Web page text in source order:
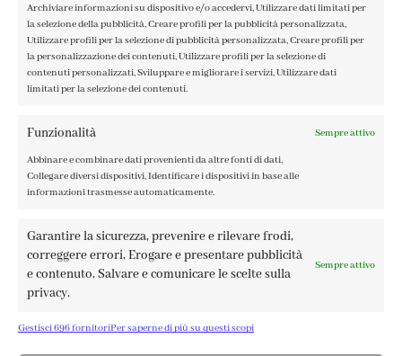
Archiviare informazioni su dispositivo e/o accedervi, Utilizzare dati limitati per
la selezione della pubblicità, Creare profili per la pubblicità personalizzata,
Utilizzare profili per la selezione di pubblicità personalizzata, Creare profili per
la personalizzazione dei contenuti, Utilizzare profili per la selezione di
contenuti personalizzati, Sviluppare e migliorare i servizi, Utilizzare dati
limitati per la selezione dei contenuti.
Funzionalità Sempre attivo
Abbinare e combinare dati provenienti da altre fonti di dati,
Collegare diversi dispositivi, Identificare i dispositivi in base alle
informazioni trasmesse automaticamente.
Garantire la sicurezza, prevenire e rilevare frodi,
correggere errori, Erogare e presentare pubblicità
e contenuto, Salvare e comunicare le scelte sulla
privacy.
Sempre attivo
Gestisci 696 fornitoriPer saperne di più su questi scopi
COOKIE POLICY
PRIVACY POLICY
TERMINI E CONDIZIONI
FABBRICA DEL COLORE, VIA TAGLIAMENTO 13, 23900 LECCO
– ©ABRALUX SRL P.IVA 01504540137 | DESIGN BY